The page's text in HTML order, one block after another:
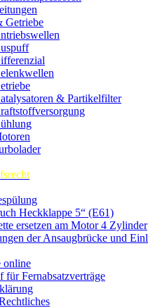
Getriebe
& Partikelfilter
Heckklappe 5“ (E61)
ersetzen am Motor 4 Zylinder
der Ansaugbrücke und
online
für Fernabsatzverträge